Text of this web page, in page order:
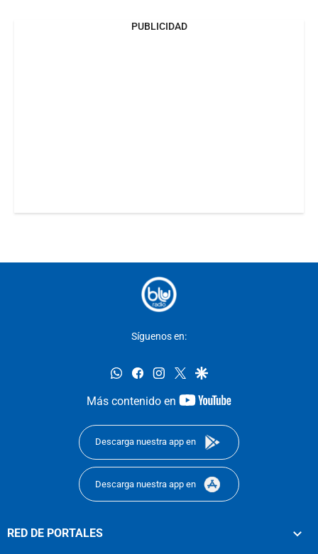
PUBLICIDAD
Síguenos en:
whatsappfacebookinstagram
twittergoogle
Más contenido en
youtube-
Descarga nuestra app en
Descarga nuestra app en
RED DE PORTALES